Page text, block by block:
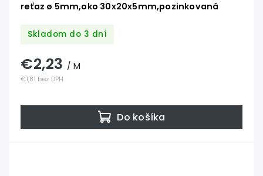
reťaz ø 5mm,oko 30x20x5mm,pozinkovaná
Skladom do 3 dní
€1,81 bez DPH
€2,23 / M
Do košíka